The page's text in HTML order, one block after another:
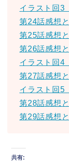
イラスト回3
第24話感想
第25話感想
第26話感想
イラスト回4
第27話感想
イラスト回5
第28話感想
第29話感想
共有: